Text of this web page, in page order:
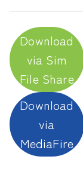
Download
via Sim
File Share
Download
via
MediaFire